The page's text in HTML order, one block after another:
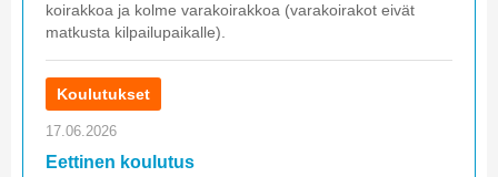
koirakkoa ja kolme varakoirakkoa (varakoirakot eivät
matkusta kilpailupaikalle).
Koulutukset
17.06.2026
Eettinen koulutus